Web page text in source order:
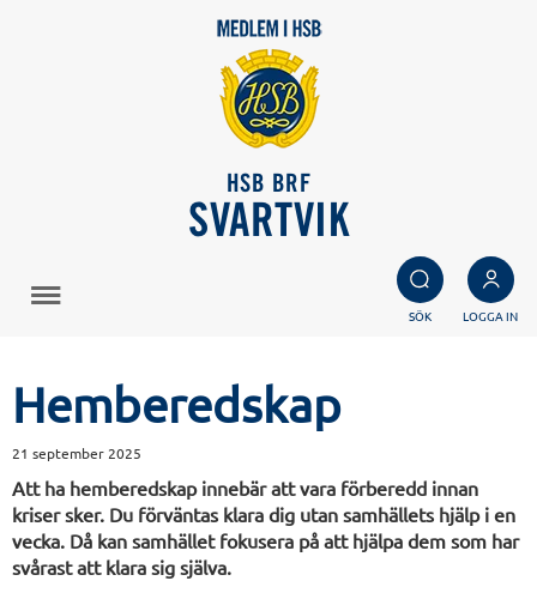
HSB BRF
SVARTVIK
SÖK LOGGA IN
Hemberedskap
21 september 2025
Att ha hemberedskap innebär att vara förberedd innan
kriser sker. Du förväntas klara dig utan samhällets hjälp i en
vecka. Då kan samhället fokusera på att hjälpa dem som har
svårast att klara sig själva.